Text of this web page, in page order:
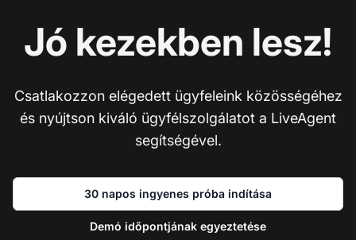
Jó kezekben lesz!
Csatlakozzon elégedett ügyfeleink közösségéhez
és nyújtson kiváló ügyfélszolgálatot a LiveAgent
segítségével.
30 napos ingyenes próba indítása
Demó időpontjának egyeztetése